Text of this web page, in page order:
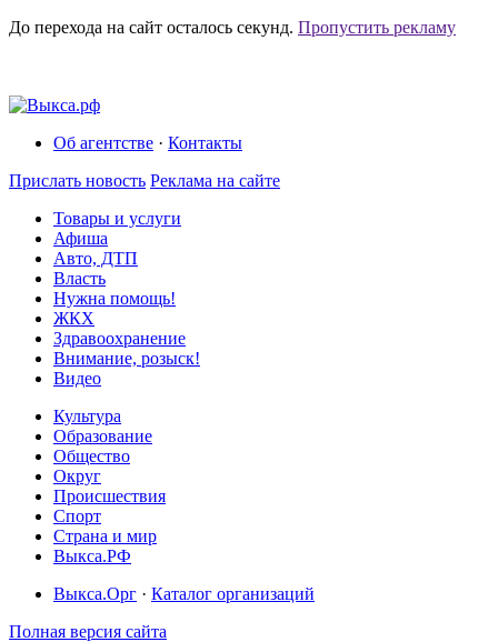
До перехода на сайт осталось секунд. Пропустить рекламу
Об агентстве · Контакты
Прислать новость Реклама на сайте
Товары и услуги
Афиша
Авто, ДТП
Власть
Нужна помощь!
ЖКХ
Здравоохранение
Внимание, розыск!
Видео
Культура
Образование
Общество
Округ
Происшествия
Спорт
Страна и мир
Выкса.РФ
Выкса.Орг · Каталог организаций
Полная версия сайта